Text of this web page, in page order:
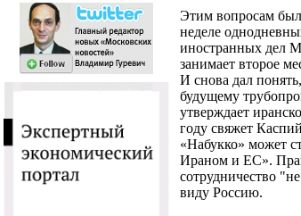
Этим вопросам
неделе
иностранных дел
занимает второе
И снова дал
будущему
утверждает
году свяжет
«Набукко» может
Ираном и ЕС».
сотрудничество
виду Россию.